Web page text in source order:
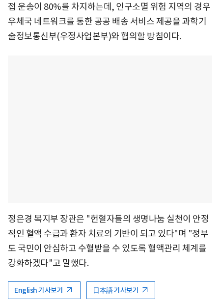
접 운송이 80%를 차지하는데, 인구소멸 위험 지역의 경우
우체국 네트워크를 통한 공공 배송 서비스 제공을 과학기
술정보통신부(우정사업본부)와 협의할 방침이다.
정은경 복지부 장관은 "헌혈자들의 생명나눔 실천이 안정
적인 혈액 수급과 환자 치료의 기반이 되고 있다"며 "정부
도 국민이 안심하고 수혈받을 수 있도록 혈액관리 체계를
강화하겠다"고 말했다.
English 기사보기 日本語 기사보기